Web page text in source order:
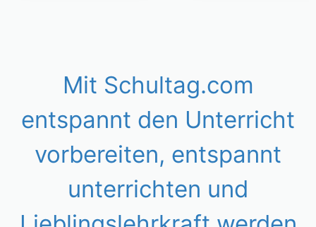
Mit Schultag.com
entspannt den Unterricht
vorbereiten, entspannt
unterrichten und